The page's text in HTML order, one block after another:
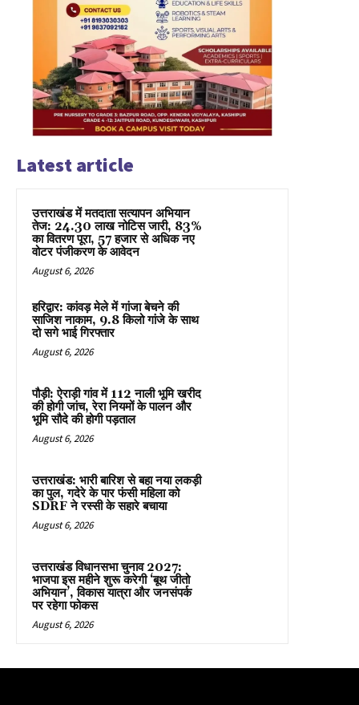
Latest article
उत्तराखंड में मतदाता सत्यापन अभियान
तेज: 24.30 लाख नोटिस जारी, 83%
का वितरण पूरा, 57 हजार से अधिक नए
वोटर पंजीकरण के आवेदन
August 6, 2026
हरिद्वार: कांवड़ मेले में गांजा बेचने की
साजिश नाकाम, 9.8 किलो गांजे के साथ
दो सगे भाई गिरफ्तार
August 6, 2026
पौड़ी: ऐराड़ी गांव में 112 नाली भूमि खरीद
की होगी जांच, रेरा नियमों के पालन और
भूमि सौदे की होगी पड़ताल
August 6, 2026
उत्तराखंड: भारी बारिश से बहा नया लकड़ी
का पुल, गदेरे के पार फंसी महिला को
SDRF ने रस्सी के सहारे बचाया
August 6, 2026
उत्तराखंड विधानसभा चुनाव 2027:
भाजपा इस महीने शुरू करेगी ‘बूथ जीतो
अभियान’, विकास यात्रा और जनसंपर्क
पर रहेगा फोकस
August 6, 2026